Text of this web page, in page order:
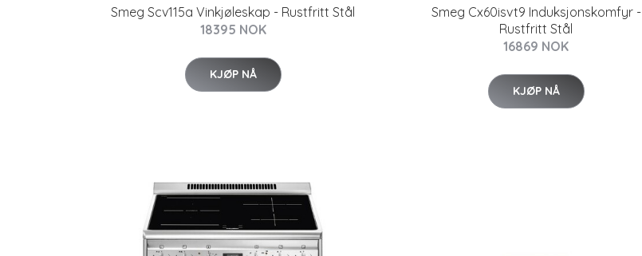
Smeg Scv115a Vinkjøleskap - Rustfritt Stål
18395 NOK
KJØP NÅ
Smeg Cx60isvt9 Induksjonskomfyr -
Rustfritt Stål
16869 NOK
KJØP NÅ